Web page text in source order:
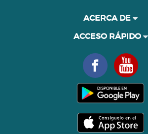
ACERCA DE
ACCESO RÁPIDO